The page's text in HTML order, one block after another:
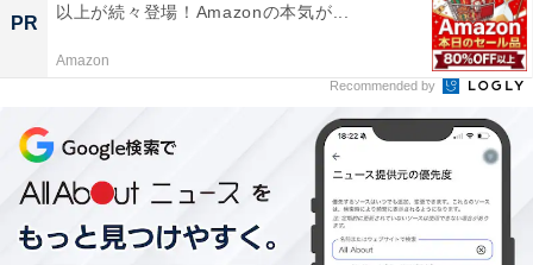
日本国内在住の学生 ※整理券配布時に学生証の提示が必
要です。
■応募方法
当日14:00 と16:00 の整理券配布による先着100 名様にご
PR
以上が続々登場！Amazonの本気が...
Amazon
Recommended by